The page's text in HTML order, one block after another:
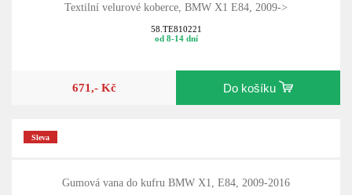
Textilní velurové koberce, BMW X1 E84, 2009->
58.TE810221
od 8-14 dní
671,- Kč Do košíku
Sleva
Gumová vana do kufru BMW X1, E84, 2009-2016